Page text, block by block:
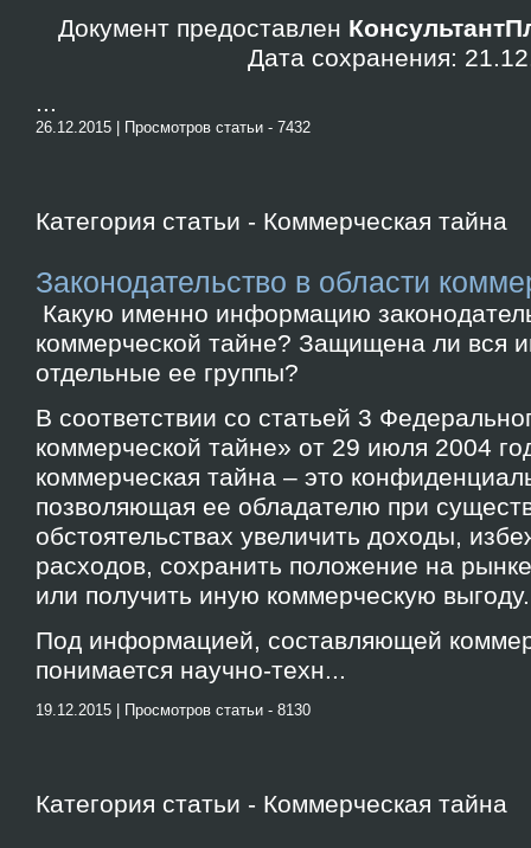
Документ предоставлен
Дата сохранения:
...
26.12.2015 | Просмотров статьи - 7432
Категория статьи - Коммерческая тайна
Законодательство в области
Какую именно информацию
коммерческой тайне? Защищена ли вся
отдельные ее группы?
В соответствии со статьей 3
коммерческой тайне» от 29 июля 2004
коммерческая тайна – это
позволяющая ее обладателю при
обстоятельствах увеличить доходы,
расходов, сохранить положение на
или получить иную коммерческую выгоду.
Под информацией, составляющей
понимается научно-техн...
19.12.2015 | Просмотров статьи - 8130
Категория статьи - Коммерческая тайна